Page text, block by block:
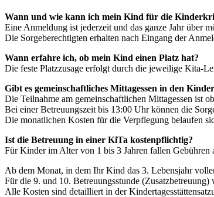
Wann und wie kann ich mein Kind für die
Eine Anmeldung ist jederzeit und das ganze Jahr über
Die Sorgeberechtigten erhalten nach Eingang der
Wann erfahre ich, ob mein Kind einen Platz hat?
Die feste Platzzusage erfolgt durch die jeweilige Kita-
Gibt es gemeinschaftliches Mittagessen in den
Die Teilnahme am gemeinschaftlichen Mittagessen ist
Bei einer Betreuungszeit bis 13:00 Uhr können die
Die monatlichen Kosten für die Verpflegung belaufen
Ist die Betreuung in einer KiTa kostenpflichtig?
Für Kinder im Alter von 1 bis 3 Jahren fallen
Ab dem Monat, in dem Ihr Kind das 3. Lebensjahr
Für die 9. und 10. Betreuungsstunde
Alle Kosten sind detailliert in der